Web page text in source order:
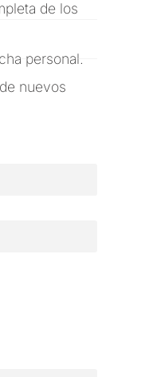
de los
personal.
nuevos